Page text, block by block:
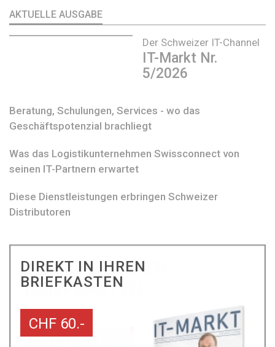
AKTUELLE AUSGABE
Der Schweizer IT-Channel
IT-Markt Nr.
5/2026
Beratung, Schulungen, Services - wo das
Geschäftspotenzial brachliegt
Was das Logistikunternehmen Swissconnect von
seinen IT-Partnern erwartet
Diese Dienstleistungen erbringen Schweizer
Distributoren
DIREKT IN IHREN
BRIEFKASTEN
CHF 60.-